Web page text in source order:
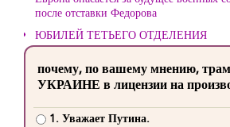
после отставки Федорова
ЮБИЛЕЙ ТЕТЬЕГО ОТДЕЛЕНИЯ
почему, по вашему мнению,
УКРАИНЕ в лицензии на
1. Уважает Путина.